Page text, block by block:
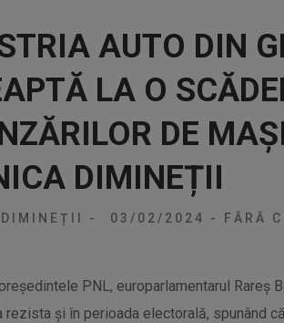
AUTO DIN
LA O
DE
DIMINEȚII
- 03/02/2024 - FĂRĂ
PNL, europarlamentarul Rareş
rezista şi în perioada electorală, spunând